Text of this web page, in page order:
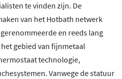
te vinden zijn. De
van het Hotbath netwerk
en reeds lang
gebied van fijnmetaal
technologie,
Vanwege de statuur